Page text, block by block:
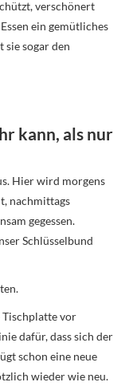
verschönert
ein gemütliches
sogar den
kann, als nur
Hier wird morgens
nachmittags
gegessen.
Schlüsselbund
Tischplatte vor
dafür, dass sich der
schon eine neue
wieder wie neu.